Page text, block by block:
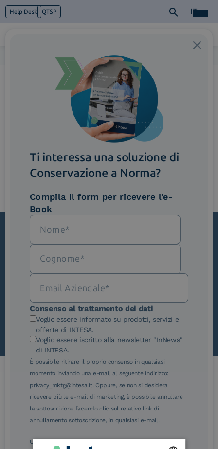
Help Desk QTSP IT
Cosa facciamo
2_Accordion_Firma (1)
Iscriviti alla newsletter
Novità, iniziative ed eventi dal mondo della
trasformazione digitale.
Scopri InNews
Le nostre certificazioni
Ti interessa una soluzione di
Conservazione a Norma?
Compila il form per ricevere l’e-
Book
Consenso al trattamento dei dati
Voglio essere informato su prodotti, servizi e
offerte di INTESA.
Voglio essere iscritto alla newsletter "InNews"
di INTESA.
È possibile ritirare il proprio consenso in qualsiasi
momento inviando una e-mail al seguente indirizzo:
privacy_mktg@intesa.it. Oppure, se non si desidera
ricevere più le e-mail di marketing, è possibile annullare
la sottoscrizione facendo clic sul relativo link di
annullamento sottoscrizione, in qualsiasi e-mail.
Ulteriori informazioni sulle procedure sono disponibili